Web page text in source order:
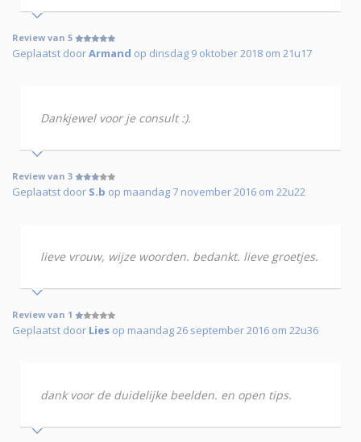
Review van 5
Geplaatst doorArmand op dinsdag 9 oktober 2018 om 21u17
Dankjewel voor je consult :).
Review van 3
Geplaatst door S.b op maandag 7 november 2016 om 22u22
lieve vrouw, wijze woorden. bedankt. lieve groetjes.
Review van 1
Geplaatst door Lies op maandag 26 september 2016 om 22u36
dank voor de duidelijke beelden. en open tips.